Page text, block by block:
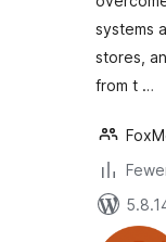
systems
stores,
from t …
5.8.14